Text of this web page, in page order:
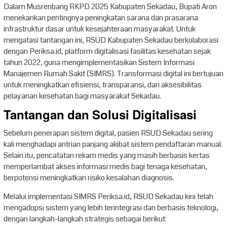
Dalam Musrenbang RKPD 2025 Kabupaten Sekadau, Bupati Aron
menekankan pentingnya peningkatan sarana dan prasarana
infrastruktur dasar untuk kesejahteraan masyarakat. Untuk
mengatasi tantangan ini, RSUD Kabupaten Sekadau berkolaborasi
dengan Periksa.id, platform digitalisasi fasilitas kesehatan sejak
tahun 2022, guna mengimplementasikan Sistem Informasi
Manajemen Rumah Sakit (SIMRS). Transformasi digital ini bertujuan
untuk meningkatkan efisiensi, transparansi, dan aksesibilitas
pelayanan kesehatan bagi masyarakat Sekadau.
Tantangan dan Solusi Digitalisasi
Sebelum penerapan sistem digital, pasien RSUD Sekadau sering
kali menghadapi antrian panjang akibat sistem pendaftaran manual.
Selain itu, pencatatan rekam medis yang masih berbasis kertas
memperlambat akses informasi medis bagi tenaga kesehatan,
berpotensi meningkatkan risiko kesalahan diagnosis.
Melalui implementasi SIMRS Periksa.id, RSUD Sekadau kini telah
mengadopsi sistem yang lebih terintegrasi dan berbasis teknologi,
dengan langkah-langkah strategis sebagai berikut: